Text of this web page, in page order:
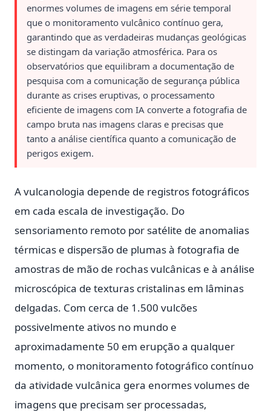
enormes volumes de imagens em série temporal
que o monitoramento vulcânico contínuo gera,
garantindo que as verdadeiras mudanças geológicas
se distingam da variação atmosférica. Para os
observatórios que equilibram a documentação de
pesquisa com a comunicação de segurança pública
durante as crises eruptivas, o processamento
eficiente de imagens com IA converte a fotografia de
campo bruta nas imagens claras e precisas que
tanto a análise científica quanto a comunicação de
perigos exigem.
A vulcanologia depende de registros fotográficos
em cada escala de investigação. Do
sensoriamento remoto por satélite de anomalias
térmicas e dispersão de plumas à fotografia de
amostras de mão de rochas vulcânicas e à análise
microscópica de texturas cristalinas em lâminas
delgadas. Com cerca de 1.500 vulcões
possivelmente ativos no mundo e
aproximadamente 50 em erupção a qualquer
momento, o monitoramento fotográfico contínuo
da atividade vulcânica gera enormes volumes de
imagens que precisam ser processadas,